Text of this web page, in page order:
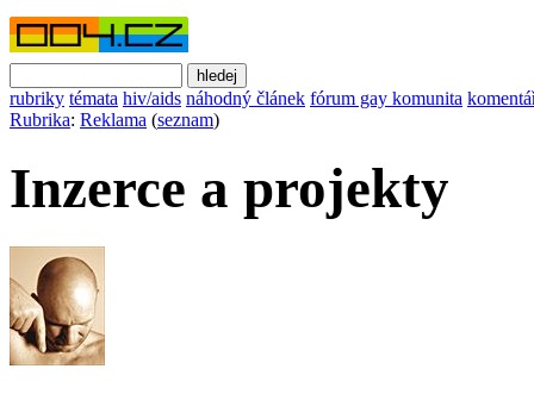
rubriky témata hiv/aids náhodný článek fórum gay komunita
Rubrika: Reklama (seznam)
Inzerce a projekty